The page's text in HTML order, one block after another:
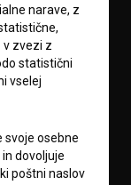
narave, z
v zvezi z
statistični
vselej
svoje osebne
dovoljuje
poštni naslov